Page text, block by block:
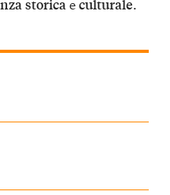
storicaeculturale.